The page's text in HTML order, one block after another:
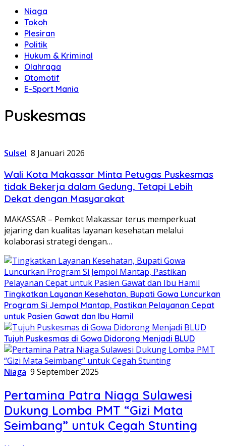
Niaga
Tokoh
Plesiran
Politik
Hukum & Kriminal
Olahraga
Otomotif
E-Sport Mania
Puskesmas
Sulsel 8 Januari 2026
Wali Kota Makassar Minta Petugas Puskesmas
tidak Bekerja dalam Gedung, Tetapi Lebih
Dekat dengan Masyarakat
MAKASSAR – Pemkot Makassar terus memperkuat
jejaring dan kualitas layanan kesehatan melalui
kolaborasi strategi dengan…
Tingkatkan Layanan Kesehatan, Bupati Gowa Luncurkan
Program Si Jempol Mantap, Pastikan Pelayanan Cepat
untuk Pasien Gawat dan Ibu Hamil
Tujuh Puskesmas di Gowa Didorong Menjadi BLUD
Niaga 9 September 2025
Pertamina Patra Niaga Sulawesi
Dukung Lomba PMT “Gizi Mata
Seimbang” untuk Cegah Stunting